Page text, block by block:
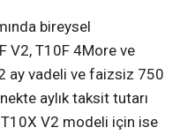
bireysel
V2, T10F 4More ve
ay vadeli ve faizsiz 750
aylık taksit tutarı
V2 modeli için ise